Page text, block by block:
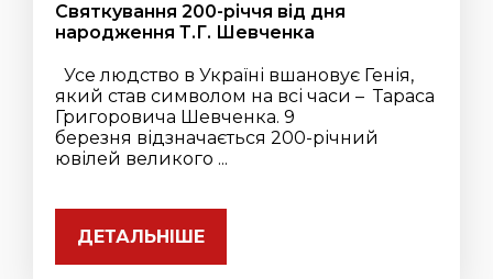
Святкування 200-річчя від дня
народження Т.Г. Шевченка
Усе людство в Україні вшановує Генія,
який став символом на всі часи – Тараса
Григоровича Шевченка. 9
березня відзначається 200-річний
ювілей великого ...
ДЕТАЛЬНІШЕ